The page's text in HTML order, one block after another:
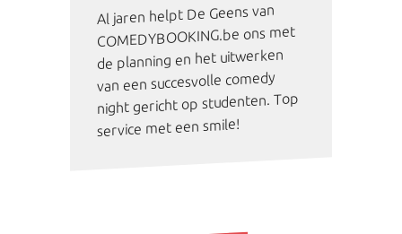
Al jaren helpt De Geens van
COMEDYBOOKING.be ons met
de planning en het uitwerken
van een succesvolle comedy
night gericht op studenten. Top
service met een smile!